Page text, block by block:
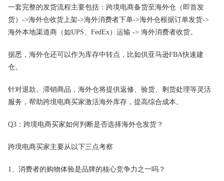
一套完整的发货流程主要包括：跨境电商备货至海外仓（即首发
货）->海外仓收货上架->海外消费者下单->海外仓根据订单发货->
海外本地渠道商（如UPS、FedEx）运输 -> 海外消费者收货。
据悉，海外仓还可以作为库存中转点，比如供亚马逊FBA快速建
仓。
针对退款、滞销商品，海外仓将提供返修、验货、剩货处理等灵活
服务，帮助跨境电商买家激活海外库存，提高综合成本。
Q3：跨境电商买家如何判断是否选择海外仓发货？
跨境电商买家主要从以下三点考察
1、消费者的购物体验是品牌的核心竞争力之一吗？